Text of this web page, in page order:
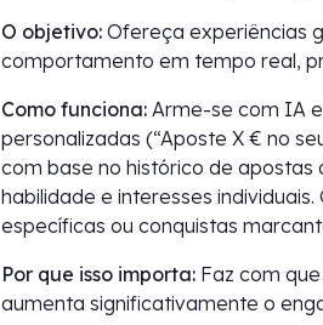
O objetivo: Ofereça experiências
comportamento em tempo real,
Como funciona: Arme-se com IA
personalizadas (“Aposte X € no
com base no histórico de apostas
habilidade e interesses
específicas ou conquistas
Por que isso importa: Faz com
aumenta significativamente o